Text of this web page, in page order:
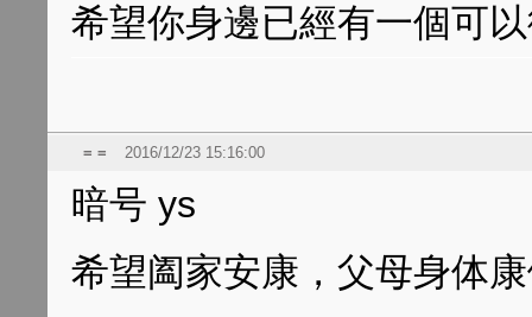
希望你身邊已經有一個可
= = 2016/12/23 15:16:00
暗号 ys
希望阖家安康，父母身体